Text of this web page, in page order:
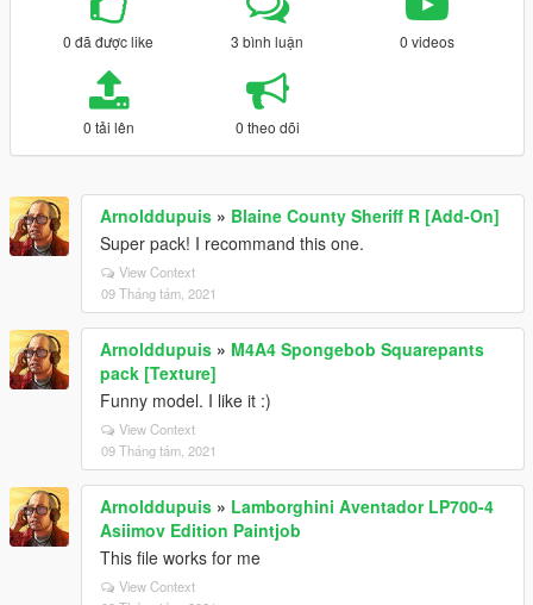
0 đã được like 3 bình luận 0 videos
0 tải lên 0 theo dõi
Arnolddupuis » Blaine County Sheriff R [Add-On]
Super pack! I recommand this one.
View Context
09 Tháng tám, 2021
Arnolddupuis » M4A4 Spongebob Squarepants
pack [Texture]
Funny model. I like it :)
View Context
09 Tháng tám, 2021
Arnolddupuis » Lamborghini Aventador LP700-4
Asiimov Edition Paintjob
This file works for me
View Context